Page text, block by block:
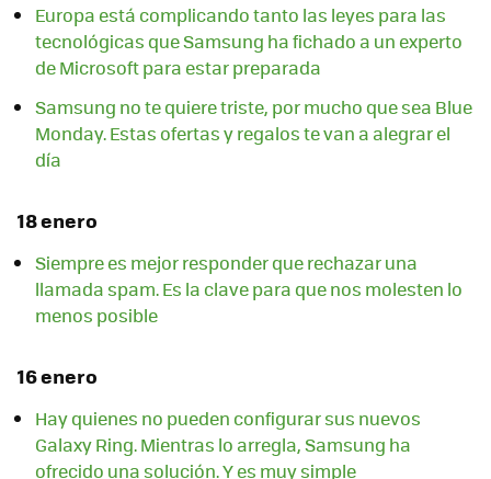
Europa está complicando tanto las leyes para las
tecnológicas que Samsung ha fichado a un experto
de Microsoft para estar preparada
Samsung no te quiere triste, por mucho que sea Blue
Monday. Estas ofertas y regalos te van a alegrar el
día
18 enero
Siempre es mejor responder que rechazar una
llamada spam. Es la clave para que nos molesten lo
menos posible
16 enero
Hay quienes no pueden configurar sus nuevos
Galaxy Ring. Mientras lo arregla, Samsung ha
ofrecido una solución. Y es muy simple